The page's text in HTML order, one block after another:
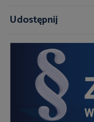
Udostępnij